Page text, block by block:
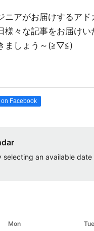
アがお届けするアド
様々な記事をお届けい
ましょう～(≧▽≦)
Facebook
selecting an available
Mon Tue